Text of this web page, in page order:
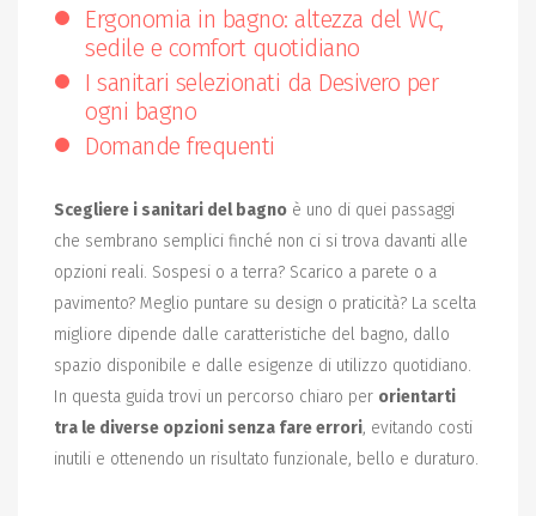
Ergonomia in bagno: altezza del WC,
sedile e comfort quotidiano
I sanitari selezionati da Desivero per
ogni bagno
Domande frequenti
Scegliere i sanitari del bagno è uno di quei passaggi
che sembrano semplici finché non ci si trova davanti alle
opzioni reali. Sospesi o a terra? Scarico a parete o a
pavimento? Meglio puntare su design o praticità? La scelta
migliore dipende dalle caratteristiche del bagno, dallo
spazio disponibile e dalle esigenze di utilizzo quotidiano.
In questa guida trovi un percorso chiaro per orientarti
tra le diverse opzioni senza fare errori, evitando costi
inutili e ottenendo un risultato funzionale, bello e duraturo.